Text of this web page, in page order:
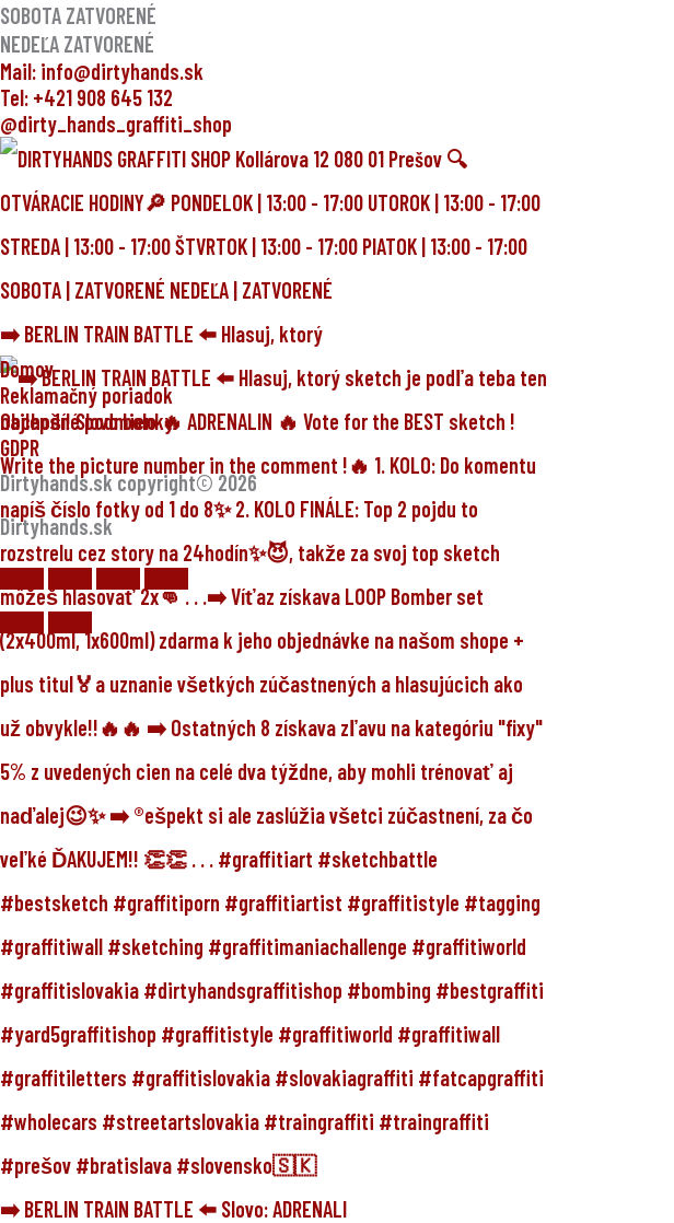
SOBOTA ZATVORENÉ
NEDEĽA ZATVORENÉ
Mail: info@dirtyhands.sk
Tel: +421 908 645 132
@dirty_hands_graffiti_shop
➡️ BERLIN TRAIN BATTLE ⬅️ Hlasuj, ktorý
➡️ BERLIN TRAIN BATTLE ⬅️ Slovo: ADRENALI
Domov
Reklamačný poriadok
Obchodné podmienky
GDPR
Dirtyhands.sk copyright© 2026
Dirtyhands.sk